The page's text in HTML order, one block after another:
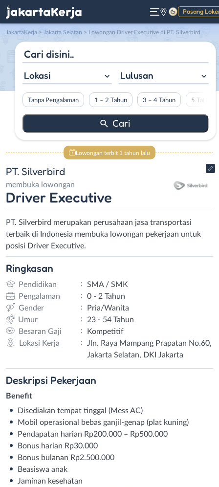
Pasang
Gelap
JakartaKerja > Jakarta Selatan > Lowongan Driver Executive di PT. Silverbird
Lokasi Lulusan
Tanpa Pengalaman 1 – 2 Tahun 3 – 4 Tahun 5 Tahun
Lowongan terbit 1 tahun lalu
PT. Silverbird
membuka lowongan
Driver Executive
PT. Silverbird merupakan perusahaan jasa transportasi
terbaik di Indonesia membuka lowongan pekerjaan untuk
posisi Driver Executive.
Ringkasan
Pendidikan :
SMA / SMK
Pengalaman
:
0 - 2 Tahun
Gender
:
Pria/Wanita
Umur
:
23 - 54 Tahun
Besaran Gaji
:
Kompetitif
Lokasi Kerja
:
Jln. Raya Mampang Prapatan No.60,
Jakarta Selatan, DKI Jakarta
Deskripsi Pekerjaan
Benefit
Disediakan tempat tinggal (Mess AC)
Mobil operasional bebas ganjil-genap (plat kuning)
Pendapatan harian Rp200.000 – Rp500.000
Bonus harian Rp30.000
Bonus bulanan Rp2.500.000
Beasiswa anak
Jaminan kesehatan